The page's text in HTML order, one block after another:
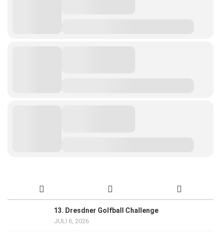
13. Dresdner Golfball Challenge
JULI 6, 2026